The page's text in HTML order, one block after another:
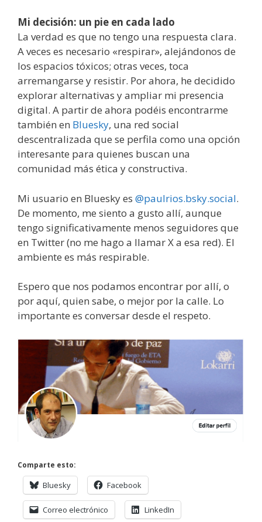
Mi decisión: un pie en cada lado
La verdad es que no tengo una respuesta clara.
A veces es necesario «respirar», alejándonos de
los espacios tóxicos; otras veces, toca
arremangarse y resistir. Por ahora, he decidido
explorar alternativas y ampliar mi presencia
digital. A partir de ahora podéis encontrarme
también en Bluesky, una red social
descentralizada que se perfila como una opción
interesante para quienes buscan una
comunidad más ética y constructiva.
Mi usuario en Bluesky es @paulrios.bsky.social.
De momento, me siento a gusto allí, aunque
tengo significativamente menos seguidores que
en Twitter (no me hago a llamar X a esa red). El
ambiente es más respirable.
Espero que nos podamos encontrar por allí, o
por aquí, quien sabe, o mejor por la calle. Lo
importante es conversar desde el respeto.
Comparte esto:
Bluesky Facebook
Correo electrónico LinkedIn